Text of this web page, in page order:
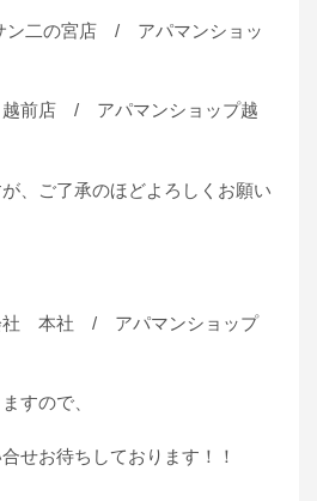
ン二の宮店 / アパマンショッ
前店 / アパマンショップ越
、ご了承のほどよろしくお願い
社 本社 / アパマンショップ
すので、
せお待ちしております！！